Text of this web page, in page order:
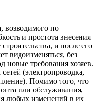
возводимого по
и простота внесения
и после его
видоизменяться, без
новые требования хозяев.
(электропроводка,
Помимо того, что
или обслуживания,
любых изменений в их